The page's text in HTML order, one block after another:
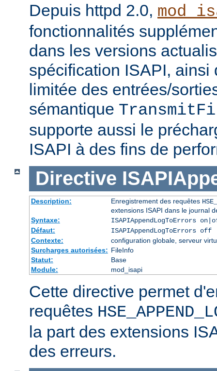
Depuis httpd 2.0,
fonctionnalités
dans les versions
spécification ISAPI, ainsi
limitée des entrées/
sémantique
supporte aussi le
ISAPI à des fins de
Directive
Description: Enregistrement des requêtes
extensions ISAPI dans le journal
Syntaxe:
ISAPIAppendLogToErrors
Défaut:
ISAPIAppendLogToErrors off
Contexte:
configuration globale, serveur
Surcharges autorisées: FileInfo
Statut:
Base
Module:
mod_isapi
Cette directive permet
requêtes
la part des extensions
des erreurs.